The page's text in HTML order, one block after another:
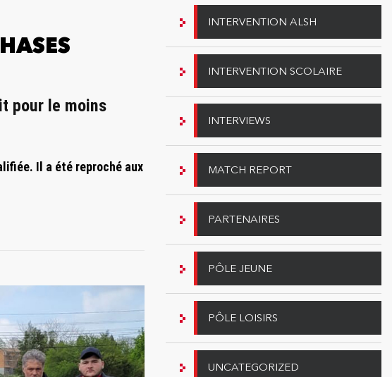
pour le moins
Il a été reproché aux
INTERVENTION ALSH
INTERVENTION SCOLAIRE
INTERVIEWS
MATCH REPORT
PARTENAIRES
PÔLE JEUNE
PÔLE LOISIRS
UNCATEGORIZED